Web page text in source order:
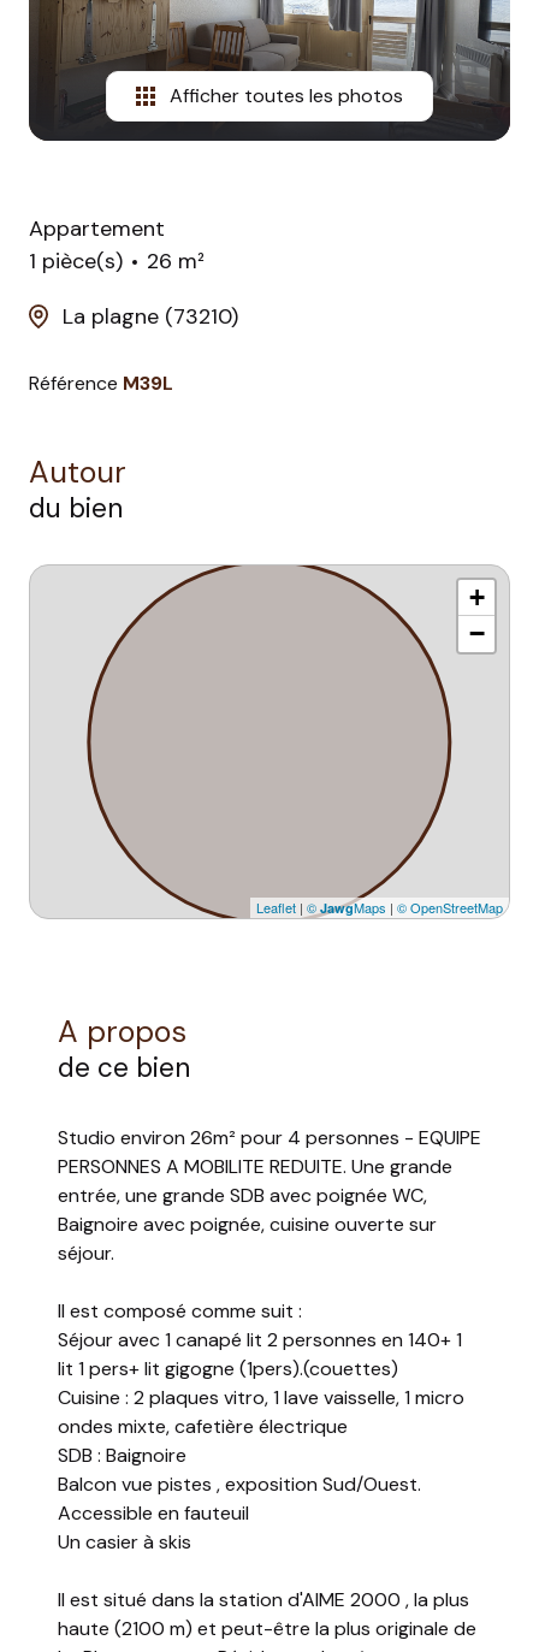
Afficher toutes les photos
Appartement
1 pièce(s)
26 m²
La plagne (73210)
Référence M39L
Autour
du bien
+
−
Leaflet | © JawgMaps | © OpenStreetMap
A propos
de ce bien
Studio environ 26m² pour 4 personnes - EQUIPE
PERSONNES A MOBILITE REDUITE. Une grande
entrée, une grande SDB avec poignée WC,
Baignoire avec poignée, cuisine ouverte sur
séjour.
Il est composé comme suit :
Séjour avec 1 canapé lit 2 personnes en 140+ 1
lit 1 pers+ lit gigogne (1pers).(couettes)
Cuisine : 2 plaques vitro, 1 lave vaisselle, 1 micro
ondes mixte, cafetière électrique
SDB : Baignoire
Balcon vue pistes , exposition Sud/Ouest.
Accessible en fauteuil
Un casier à skis
Il est situé dans la station d'AIME 2000 , la plus
haute (2100 m) et peut-être la plus originale de